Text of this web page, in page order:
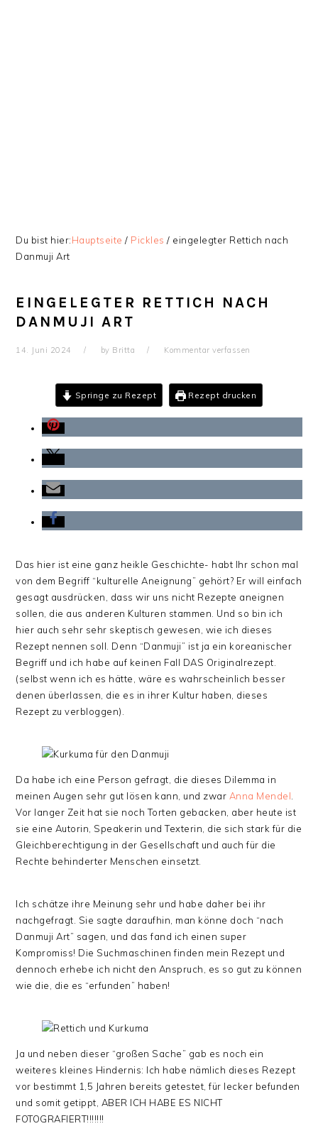
Du bist hier:Hauptseite / Pickles / eingelegter Rettich nach
Danmuji Art
EINGELEGTER RETTICH NACH
DANMUJI ART
14. Juni 2024 by Britta Kommentar verfassen
Springe zu Rezept Rezept drucken
Das hier ist eine ganz heikle Geschichte- habt Ihr schon mal
von dem Begriff “kulturelle Aneignung” gehört? Er will einfach
gesagt ausdrücken, dass wir uns nicht Rezepte aneignen
sollen, die aus anderen Kulturen stammen. Und so bin ich
hier auch sehr sehr skeptisch gewesen, wie ich dieses
Rezept nennen soll. Denn “Danmuji” ist ja ein koreanischer
Begriff und ich habe auf keinen Fall DAS Originalrezept.
(selbst wenn ich es hätte, wäre es wahrscheinlich besser
denen überlassen, die es in ihrer Kultur haben, dieses
Rezept zu verbloggen).
Da habe ich eine Person gefragt, die dieses Dilemma in
meinen Augen sehr gut lösen kann, und zwar Anna Mendel
Vor langer Zeit hat sie noch Torten gebacken, aber heute ist
sie eine Autorin, Speakerin und Texterin, die sich stark für die
Gleichberechtigung in der Gesellschaft und auch für die
Rechte behinderter Menschen einsetzt.
Ich schätze ihre Meinung sehr und habe daher bei ihr
nachgefragt. Sie sagte daraufhin, man könne doch “nach
Danmuji Art” sagen, und das fand ich einen super
Kompromiss! Die Suchmaschinen finden mein Rezept und
dennoch erhebe ich nicht den Anspruch, es so gut zu können
wie die, die es “erfunden” haben!
Ja und neben dieser “großen Sache” gab es noch ein
weiteres kleines Hindernis: Ich habe nämlich dieses Rezept
vor bestimmt 1,5 Jahren bereits getestet, für lecker befunden
und somit getippt, ABER ICH HABE ES NICHT
FOTOGRAFIERT!!!!!!!